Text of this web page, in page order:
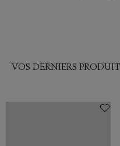
VOS DERNIERS